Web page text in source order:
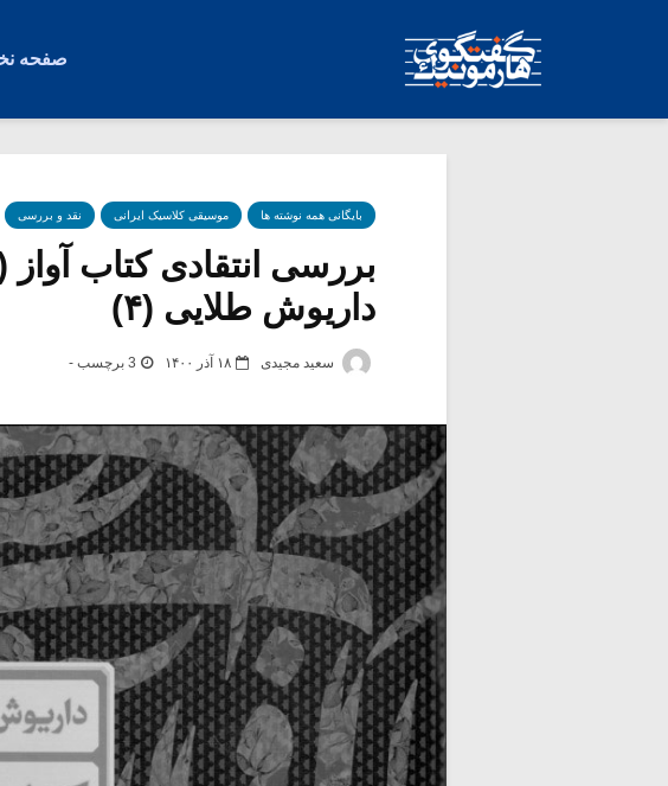
صفحه
بایگانی همه نوشته ها موسیقی کلاسیک ایرانی نقد و بررسی
بررسی انتقادی کتاب آواز
داریوش طلایی (۴)
سعید مجیدی ۱۸ آذر ۱۴۰۰ 3 برچسب -